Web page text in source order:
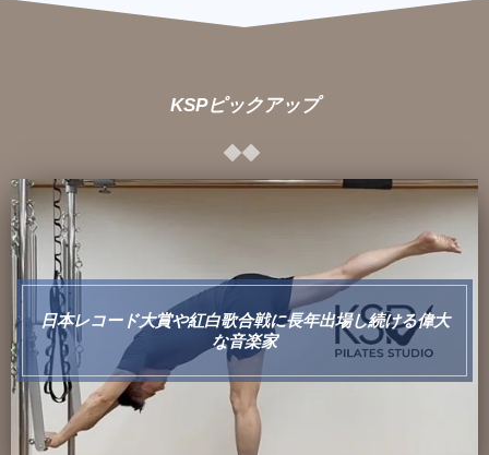
理を行うことを認めます。
心身ともに健康を得る効果が「期待できるもの」であることを
理解し、アレルギー体質の治療目的や疾患・負傷・疾病などの
治療目的に参加しないことを承諾します。また、事前に主治医
に相談するようコベヨガ側が求めていることを認めます。
6.万一、レッスン中に体調などに異常が生じた場合は、直ちに
参加を中断し、先生に報告することを承諾します。
KSPピックアップ
日本レコード大賞や紅白歌合戦に長年出場し続ける偉大
な音楽家